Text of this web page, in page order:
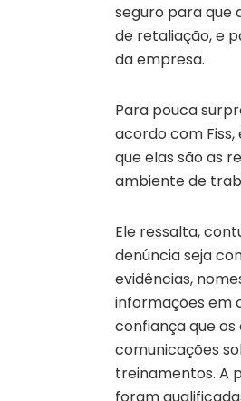
seguro para que
de retaliação, e
da empresa.
Para pouca
acordo com
que elas são as
ambiente de
Ele ressalta,
denúncia seja
evidências,
informações em
confiança que
comunicações
treinamentos. A
foram